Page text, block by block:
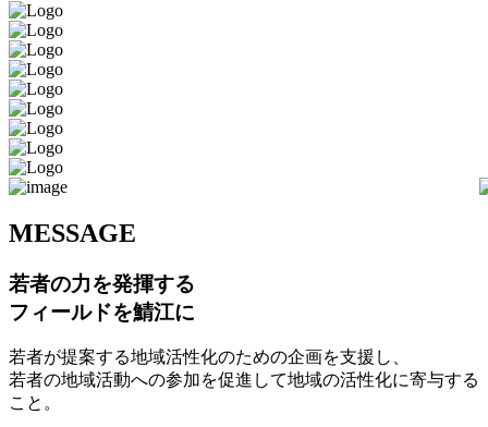
MESSAGE
若者の力を発揮する
フィールドを鯖江に
若者が提案する地域活性化のための企画を支援し、
若者の地域活動への参加を促進して地域の活性化に寄与する
こと。